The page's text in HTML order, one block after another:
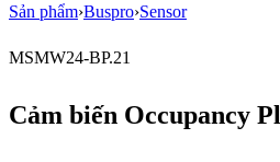
Sản phẩm›Buspro›Sensor
MSMW24-BP.21
Cảm biến Occupancy